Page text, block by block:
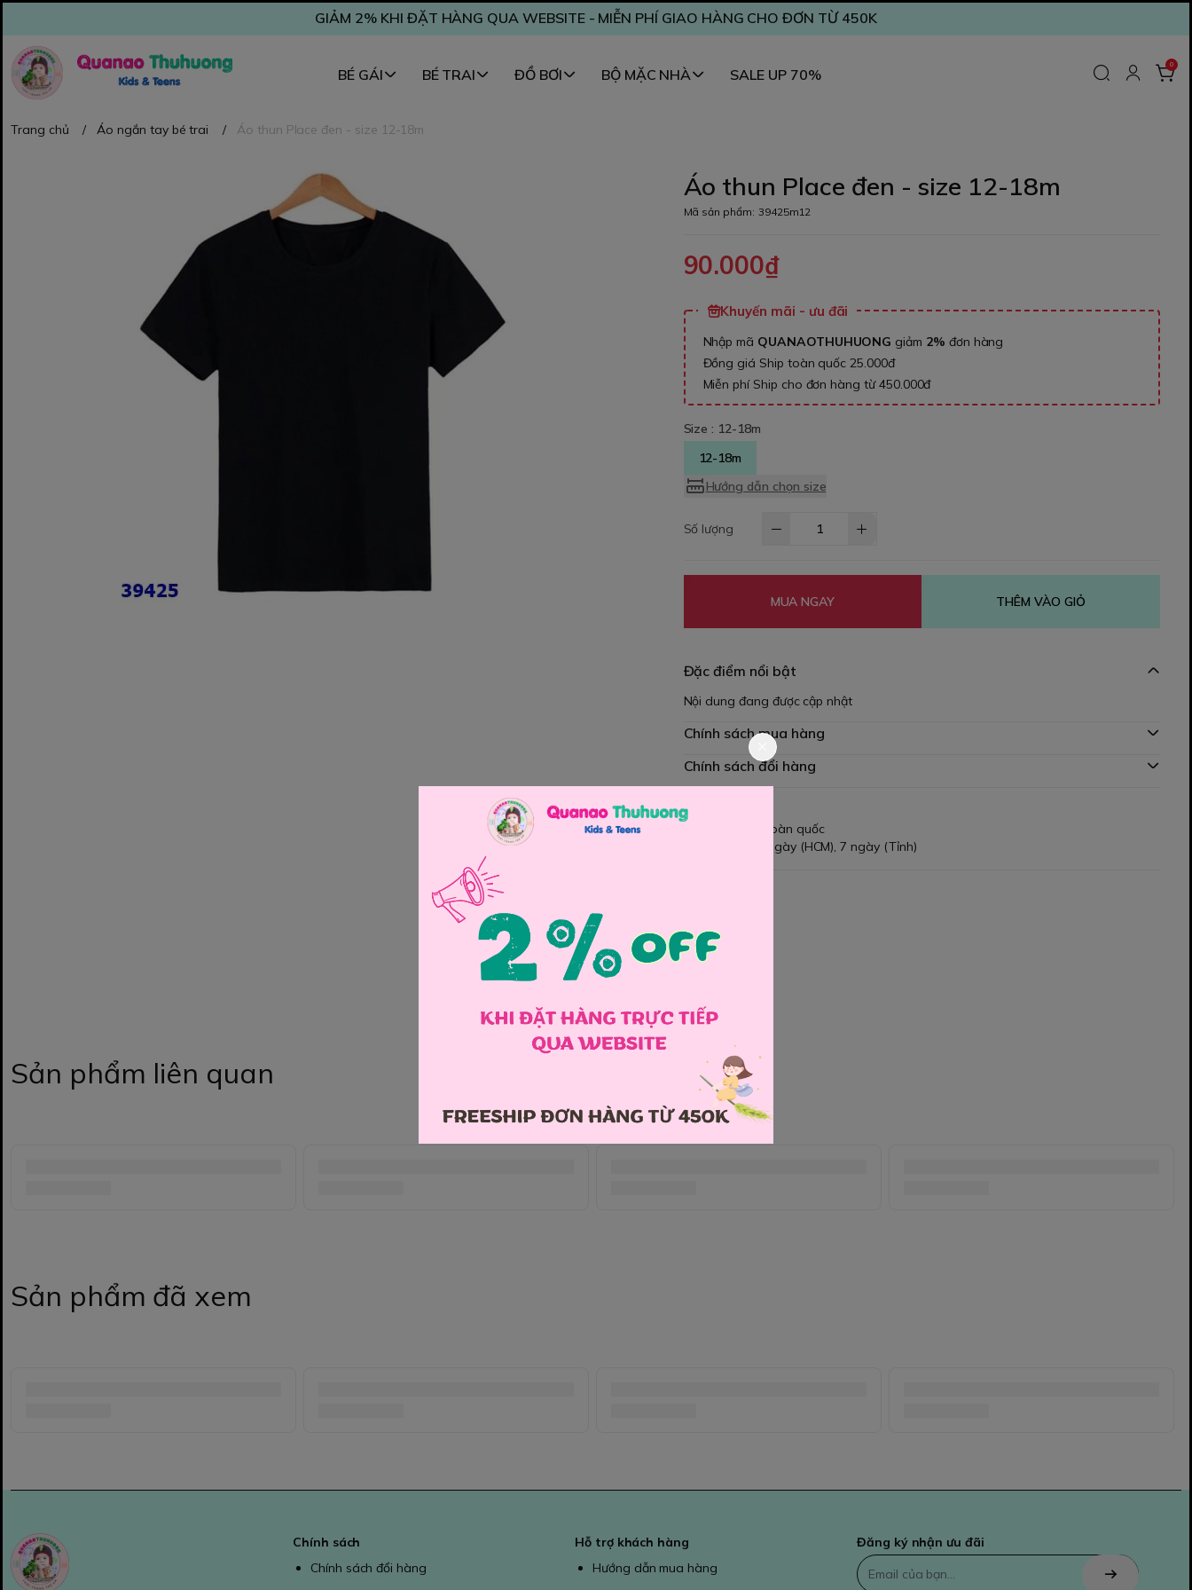
GIẢM 2% KHI ĐẶT HÀNG QUA WEBSITE - MIỄN PHÍ GIAO HÀNG CHO ĐƠN TỪ 450K
BÉ GÁI BÉ TRAI ĐỒ BƠI BỘ MẶC NHÀ SALE UP 70%
0
Trang chủ / Áo ngắn tay bé trai / Áo thun Place đen - size 12-18m
Áo thun Place đen - size 12-18m
Mã sản phẩm: 39425m12
90.000₫
Khuyến mãi - ưu đãi
Nhập mã QUANAOTHUHUONG giảm 2% đơn hàng
Đồng giá Ship toàn quốc 25.000đ
Miễn phí Ship cho đơn hàng từ 450.000đ
Size : 12-18m
12-18m
Hướng dẫn chọn size
Số lượng
MUA NGAY THÊM VÀO GIỎ
Đặc điểm nổi bật
Nội dung đang được cập nhật
Chính sách mua hàng
Chính sách đổi hàng
Giao hàng toàn quốc
Đổi hàng 3 ngày (HCM), 7 ngày (Tỉnh)
Sản phẩm liên quan
Sản phẩm đã xem
Chính sách
Chính sách đổi hàng
Hỗ trợ khách hàng
Hướng dẫn mua hàng
Đăng ký nhận ưu đãi